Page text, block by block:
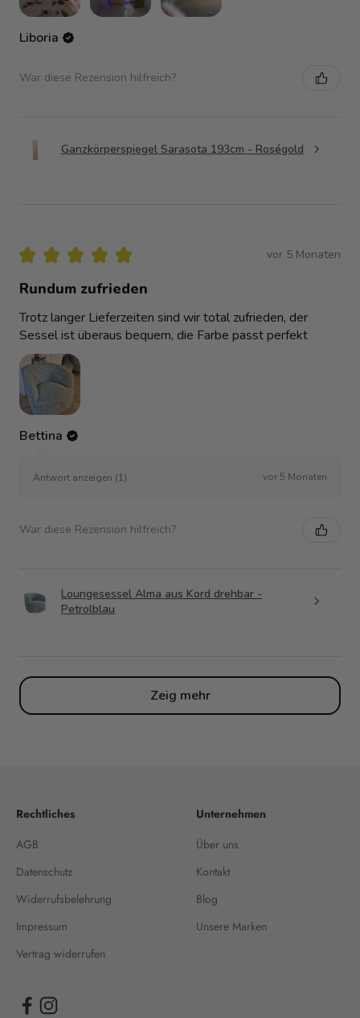
Liboria
War diese Rezension hilfreich?
Ganzkörperspiegel Sarasota 193cm - Roségold
★ ★ ★ ★ ★ vor 5 Monaten
Rundum zufrieden
Trotz langer Lieferzeiten sind wir total zufrieden, der
Sessel ist überaus bequem, die Farbe passt perfekt
Bettina
Antwort anzeigen (1) vor 5 Monaten
War diese Rezension hilfreich?
Loungesessel Alma aus Kord drehbar -
Petrolblau
Zeig mehr
Rechtliches
AGB
Datenschutz
Widerrufsbelehrung
Impressum
Vertrag widerrufen
Unternehmen
Über uns
Kontakt
Blog
Unsere Marken